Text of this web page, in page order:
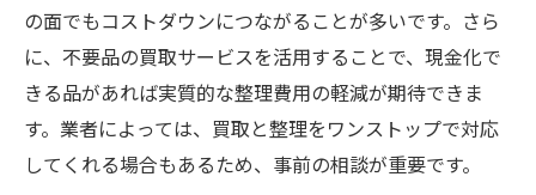
の面でもコストダウンにつながることが多いです。さら
に、不要品の買取サービスを活用することで、現金化で
きる品があれば実質的な整理費用の軽減が期待できま
す。業者によっては、買取と整理をワンストップで対応
してくれる場合もあるため、事前の相談が重要です。